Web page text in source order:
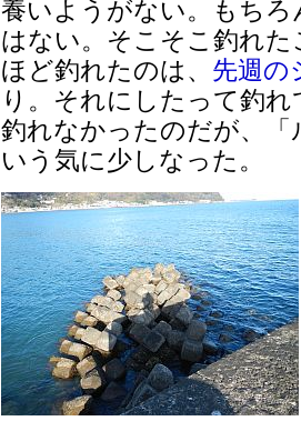
養いようがない。もち
はない。そこそこ釣れ
ほど釣れたのは、 先週の
り。それにしたって釣
釣れなかったのだが、
いう気に少しなった。